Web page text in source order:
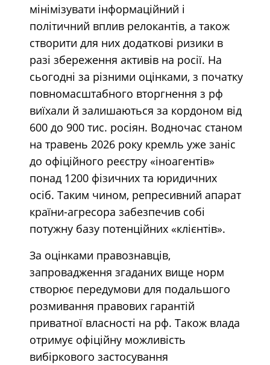
мінімізувати інформаційний і
політичний вплив релокантів, а також
створити для них додаткові ризики в
разі збереження активів на росії. На
сьогодні за різними оцінками, з початку
повномасштабного вторгнення з рф
виїхали й залишаються за кордоном від
600 до 900 тис. росіян. Водночас станом
на травень 2026 року кремль уже заніс
до офіційного реєстру «іноагентів»
понад 1200 фізичних та юридичних
осіб. Таким чином, репресивний апарат
країни-агресора забезпечив собі
потужну базу потенційних «клієнтів».
За оцінками правознавців,
запровадження згаданих вище норм
створює передумови для подальшого
розмивання правових гарантій
приватної власності на рф. Також влада
отримує офіційну можливість
вибіркового застосування